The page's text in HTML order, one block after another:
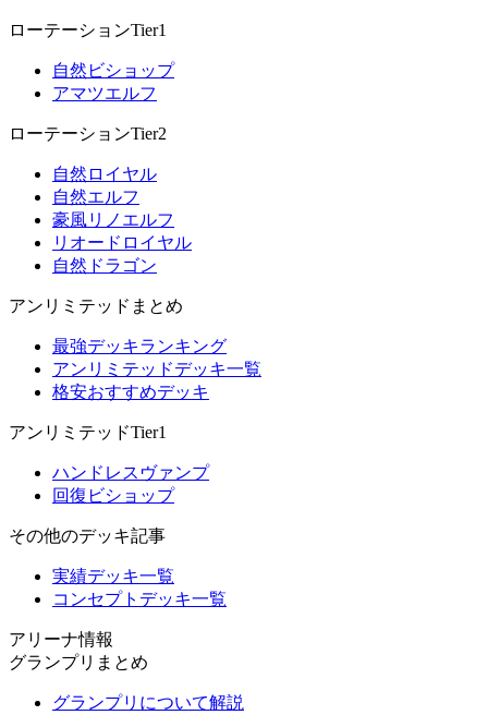
ローテーションTier1
自然ビショップ
アマツエルフ
ローテーションTier2
自然ロイヤル
自然エルフ
豪風リノエルフ
リオードロイヤル
自然ドラゴン
アンリミテッドまとめ
最強デッキランキング
アンリミテッドデッキ一覧
格安おすすめデッキ
アンリミテッドTier1
ハンドレスヴァンプ
回復ビショップ
その他のデッキ記事
実績デッキ一覧
コンセプトデッキ一覧
アリーナ情報
グランプリまとめ
グランプリについて解説